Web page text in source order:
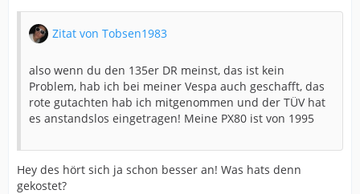
Zitat von Tobsen1983
also wenn du den 135er DR meinst, das ist kein
Problem, hab ich bei meiner Vespa auch geschafft, das
rote gutachten hab ich mitgenommen und der TÜV hat
es anstandslos eingetragen! Meine PX80 ist von 1995
Hey des hört sich ja schon besser an! Was hats denn
gekostet?